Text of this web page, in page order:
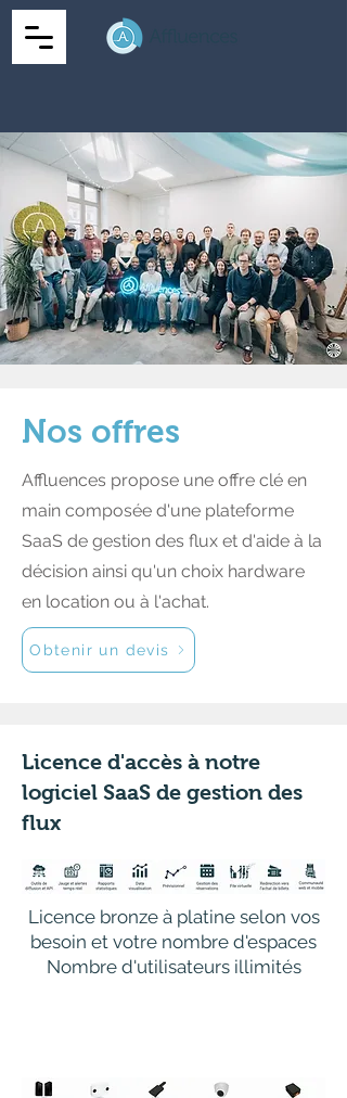
Nos offres
Affluences propose une offre clé en
main composée d'une plateforme
SaaS de gestion des flux et d'aide à la
décision ainsi qu'un choix hardware
en location ou à l'achat.
Obtenir un devis
Licence d'accès à notre
logiciel SaaS de gestion des
flux
Licence bronze à platine selon vos
besoin et votre nombre d'espaces
Nombre d'utilisateurs illimités